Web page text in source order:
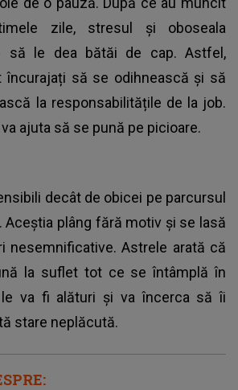
zile, stresul și oboseala
să le dea bătăi de cap. Astfel,
încurajați să se odihnească și să
la responsabilitățile de la job.
ajuta să se pună pe picioare.
decât de obicei pe parcursul
Aceștia plâng fără motiv și se lasă
nesemnificative. Astrele arată că
la suflet tot ce se întâmplă în
le va fi alături și va încerca să îi
stare neplăcută.